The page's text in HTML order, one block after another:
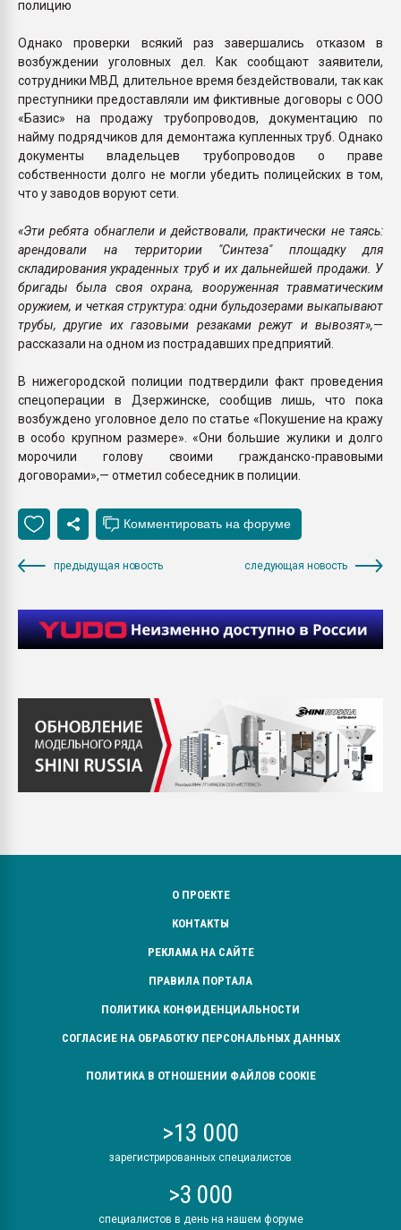
полицию
Однако проверки всякий раз завершались отказом в
возбуждении уголовных дел. Как сообщают заявители,
сотрудники МВД длительное время бездействовали, так как
преступники предоставляли им фиктивные договоры с ООО
«Базис» на продажу трубопроводов, документацию по
найму подрядчиков для демонтажа купленных труб. Однако
документы владельцев трубопроводов о праве
собственности долго не могли убедить полицейских в том,
что у заводов воруют сети.
«Эти ребята обнаглели и действовали, практически не таясь:
арендовали на территории "Синтеза" площадку для
складирования украденных труб и их дальнейшей продажи. У
бригады была своя охрана, вооруженная травматическим
оружием, и четкая структура: одни бульдозерами выкапывают
трубы, другие их газовыми резаками режут и вывозят»,—
рассказали на одном из пострадавших предприятий.
В нижегородской полиции подтвердили факт проведения
спецоперации в Дзержинске, сообщив лишь, что пока
возбуждено уголовное дело по статье «Покушение на кражу
в особо крупном размере». «Они большие жулики и долго
морочили голову своими гражданско-правовыми
договорами»,— отметил собеседник в полиции.
предыдущая новость следующая новость
О ПРОЕКТЕ
КОНТАКТЫ
РЕКЛАМА НА САЙТЕ
ПРАВИЛА ПОРТАЛА
ПОЛИТИКА КОНФИДЕНЦИАЛЬНОСТИ
СОГЛАСИЕ НА ОБРАБОТКУ ПЕРСОНАЛЬНЫХ ДАННЫХ
ПОЛИТИКА В ОТНОШЕНИИ ФАЙЛОВ COOKIE
>13 000
зарегистрированных специалистов
>3 000
специалистов в день на нашем форуме